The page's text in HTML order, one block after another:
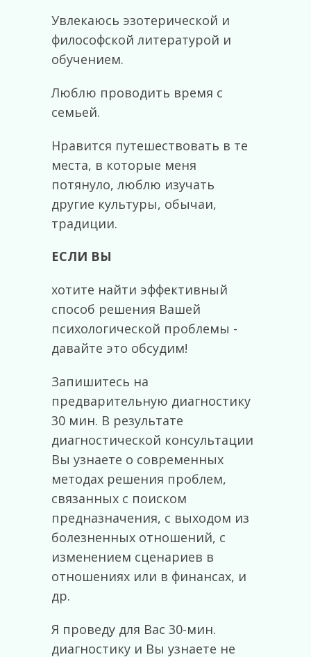
Увлекаюсь эзотерической и
философской литературой и
обучением.
Люблю проводить время с
семьей.
Нравится путешествовать в те
места, в которые меня
потянуло, люблю изучать
другие культуры, обычаи,
традиции.
ЕСЛИ ВЫ
хотите найти эффективный
способ решения Вашей
психологической проблемы -
давайте это обсудим!
Запишитесь на
предварительную диагностику
30 мин. В результате
диагностической консультации
Вы узнаете о современных
методах решения проблем,
связанных с поиском
предназначения, с выходом из
болезненных отношений, с
изменением сценариев в
отношениях или в финансах, и
др.
Я проведу для Вас 30-мин.
диагностику и Вы узнаете не